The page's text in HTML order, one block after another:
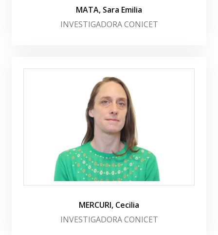
MATA, Sara Emilia
INVESTIGADORA CONICET
MERCURI, Cecilia
INVESTIGADORA CONICET